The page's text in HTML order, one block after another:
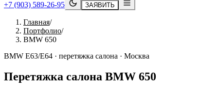
+7 (903) 589-26-95
ЗАЯВИТЬ
Главная/
Портфолио/
BMW 650
BMW E63/E64 · перетяжка салона · Москва
Перетяжка салона BMW 650